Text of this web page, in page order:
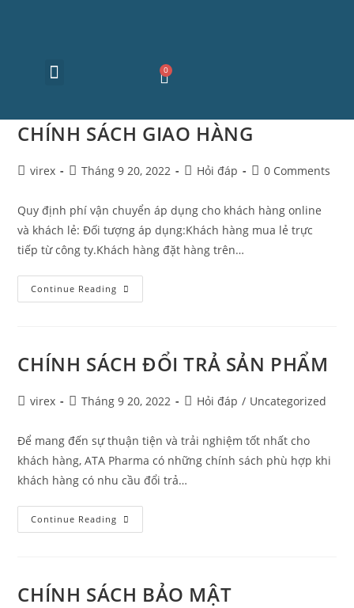
CHÍNH SÁCH GIAO HÀNG
virex Tháng 9 20, 2022 Hỏi đáp 0 Comments
Quy định phí vận chuyển áp dụng cho khách hàng online
và khách lẻ: Đối tượng áp dụng:Khách hàng mua lẻ trực
tiếp từ công ty.Khách hàng đặt hàng trên…
Continue Reading
CHÍNH SÁCH ĐỔI TRẢ SẢN PHẨM
virex Tháng 9 20, 2022 Hỏi đáp / Uncategorized
Để mang đến sự thuận tiện và trải nghiệm tốt nhất cho
khách hàng, ATA Pharma có những chính sách phù hợp khi
khách hàng có nhu cầu đổi trả…
Continue Reading
CHÍNH SÁCH BẢO MẬT